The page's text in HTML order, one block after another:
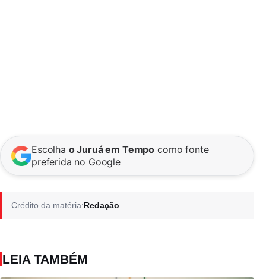
Escolha o Juruá em Tempo como fonte
preferida no Google
Crédito da matéria:Redação
LEIA TAMBÉM